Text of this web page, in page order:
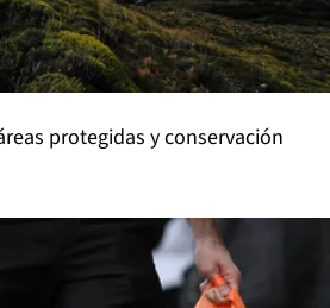
protegidas y conservación